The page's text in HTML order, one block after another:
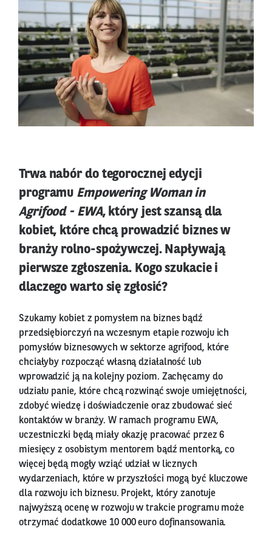
Trwa nabór do tegorocznej edycji
programu Empowering Woman in
Agrifood - EWA, który jest szansą dla
kobiet, które chcą prowadzić biznes w
branży rolno-spożywczej. Napływają
pierwsze zgłoszenia. Kogo szukacie i
dlaczego warto się zgłosić?
Szukamy kobiet z pomysłem na biznes bądź
przedsiębiorczyń na wczesnym etapie rozwoju ich
pomysłów biznesowych w sektorze agrifood, które
chciałyby rozpocząć własną działalność lub
wprowadzić ją na kolejny poziom. Zachęcamy do
udziału panie, które chcą rozwinąć swoje umiejętności,
zdobyć wiedzę i doświadczenie oraz zbudować sieć
kontaktów w branży. W ramach programu EWA,
uczestniczki będą miały okazję pracować przez 6
miesięcy z osobistym mentorem bądź mentorką, co
więcej będą mogły wziąć udział w licznych
wydarzeniach, które w przyszłości mogą być kluczowe
dla rozwoju ich biznesu. Projekt, który zanotuje
najwyższą ocenę w rozwoju w trakcie programu może
otrzymać dodatkowe 10 000 euro dofinansowania.